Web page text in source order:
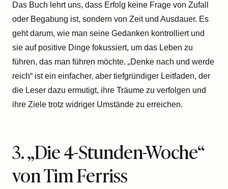
Das Buch lehrt uns, dass Erfolg keine Frage von Zufall
oder Begabung ist, sondern von Zeit und Ausdauer. Es
geht darum, wie man seine Gedanken kontrolliert und
sie auf positive Dinge fokussiert, um das Leben zu
führen, das man führen möchte. „Denke nach und werde
reich“ ist ein einfacher, aber tiefgründiger Leitfaden, der
die Leser dazu ermutigt, ihre Träume zu verfolgen und
ihre Ziele trotz widriger Umstände zu erreichen.
3. „Die 4-Stunden-Woche“
von Tim Ferriss